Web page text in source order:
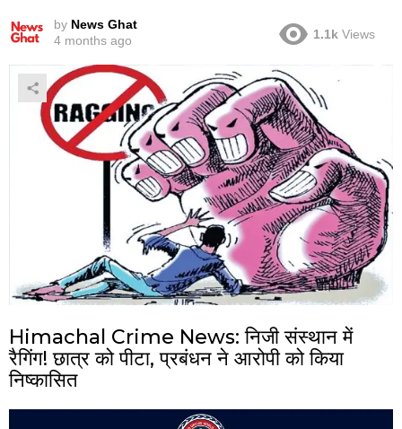
by News Ghat
4 months ago
1.1k Views
Himachal Crime News: निजी संस्थान में
रैगिंग! छात्र को पीटा, प्रबंधन ने आरोपी को किया
निष्कासित